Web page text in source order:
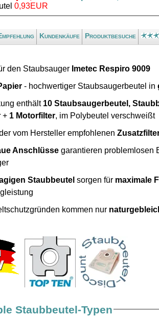
0,93EUR
Kundenkäufe Produktbesuche
den Staubsauger Imetec Respiro 9009
- hochwertiger Staubsaugerbeutel in
enthält 10 Staubsaugerbeutel,
+ 1 Motorfilter, im Polybeutel verschweißt
vom Hersteller empfohlenen
Anschlüsse garantieren problemlosen
Staubbeutel sorgen für maximale
kommen nur
Staubbeutel-Typen